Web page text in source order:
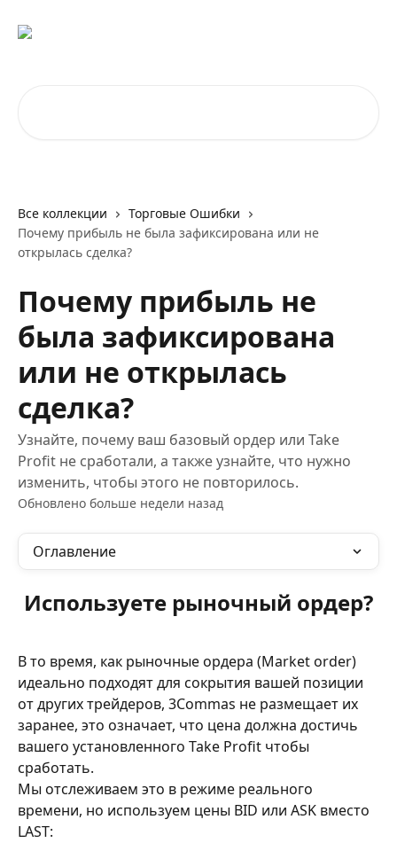
Все коллекции
Торговые Ошибки
Почему прибыль не была зафиксирована или не
открылась сделка?
Почему прибыль не
была зафиксирована
или не открылась
сделка?
Узнайте, почему ваш базовый ордер или Take
Profit не сработали, а также узнайте, что нужно
изменить, чтобы этого не повторилось.
Обновлено больше недели назад
Оглавление
Используете рыночный ордер?
В то время, как рыночные ордера (Market order)
идеально подходят для сокрытия вашей позиции
от других трейдеров, 3Commas не размещает их
заранее, это означает, что цена должна достичь
вашего установленного Take Profit чтобы
сработать.
Мы отслеживаем это в режиме реального
времени, но используем цены BID или ASK вместо
LAST: